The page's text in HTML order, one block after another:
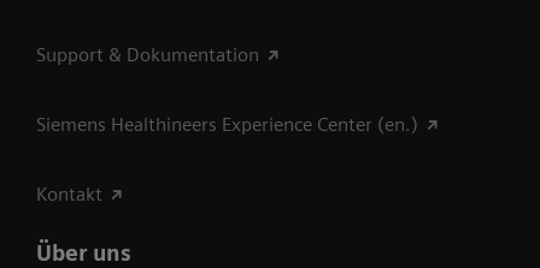
Support & Dokumentation
Siemens Healthineers Experience Center (en.)
Kontakt
Über uns